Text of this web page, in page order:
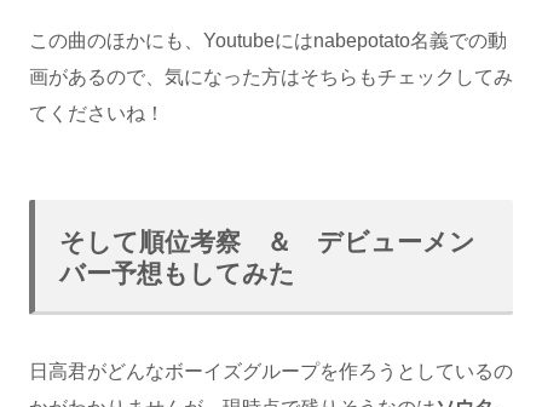
この曲のほかにも、Youtubeにはnabepotato名義での動
画があるので、気になった方はそちらもチェックしてみ
てくださいね！
そして順位考察 ＆ デビューメン
バー予想もしてみた
日高君がどんなボーイズグループを作ろうとしているの